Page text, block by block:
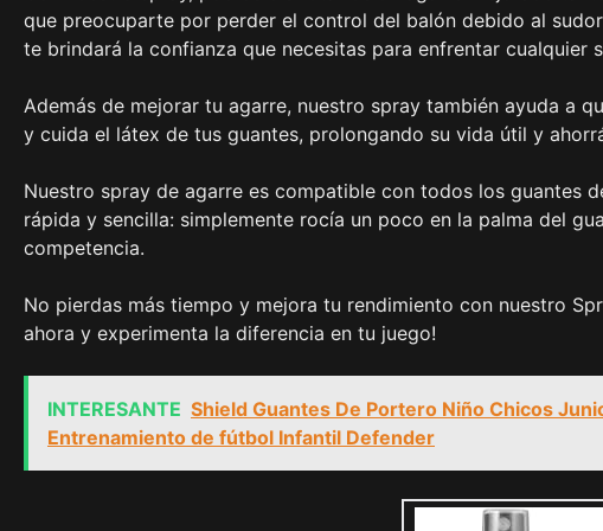
que preocuparte por perder el control del balón debido al
te brindará la confianza que necesitas para enfrentar cualquier
Además de mejorar tu agarre, nuestro spray también ayuda a
y cuida el látex de tus guantes, prolongando su vida útil y
Nuestro spray de agarre es compatible con todos los guantes
rápida y sencilla: simplemente rocía un poco en la palma del
competencia.
No pierdas más tiempo y mejora tu rendimiento con nuestro
ahora y experimenta la diferencia en tu juego!
INTERESANTE Shield Guantes De Portero Niño Chicos
Entrenamiento de fútbol Infantil Defender